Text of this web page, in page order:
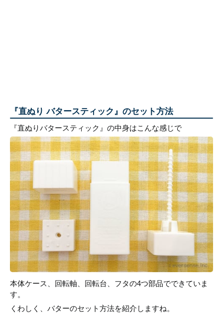
『直ぬり バタースティック』のセット方法
『直ぬりバタースティック』の中身はこんな感じで
本体ケース、回転軸、回転台、フタの4つ部品でできていま
す。
くわしく、バターのセット方法を紹介しますね。